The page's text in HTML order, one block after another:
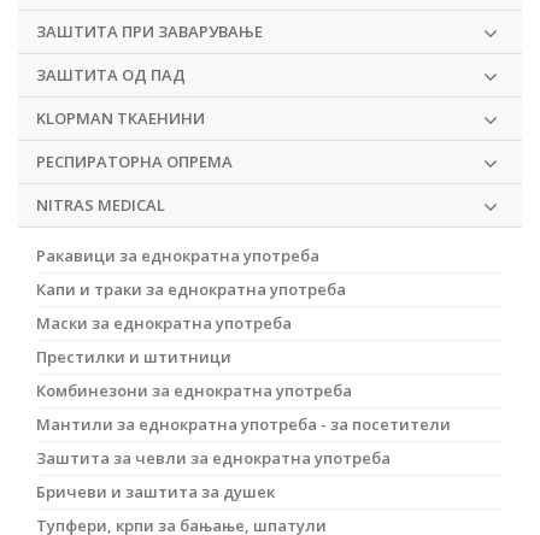
ЗАШТИТА ПРИ ЗАВАРУВАЊЕ
ЗАШТИТА ОД ПАД
KLOPMAN ТКАЕНИНИ
РЕСПИРАТОРНА ОПРЕМА
NITRAS MEDICAL
Ракавици за еднократна употреба
Капи и траки за еднократна употреба
Маски за еднократна употреба
Престилки и штитници
Комбинeзони за еднократна употреба
Мантили за еднократна употреба - за посетители
Заштита за чевли за еднократна употреба
Бричеви и заштита за душек
Тупфери, крпи за бањање, шпатули